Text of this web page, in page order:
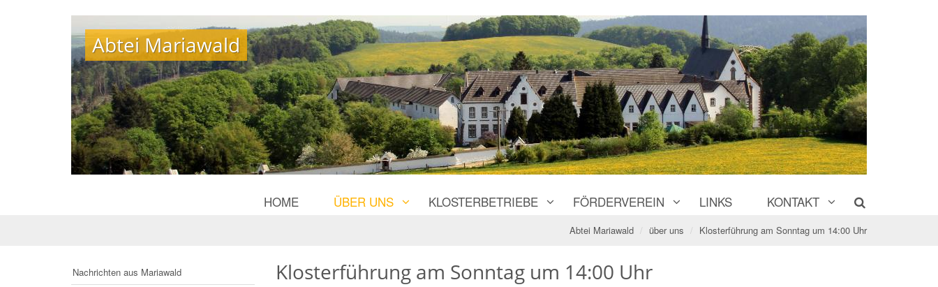
Abtei Mariawald
Abtei Mariawald
HOME ÜBER UNS KLOSTERBETRIEBE FÖRDERVEREIN LINKS KONTAKT
Abtei Mariawald über uns Klosterführung am Sonntag um 14:00 Uhr
Klosterführung am Sonntag um 14:00 Uhr
Nachrichten aus Mariawald